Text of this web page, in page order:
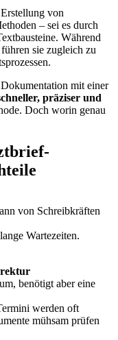
von
– sei es durch
Während
sie zugleich zu
mit einer
präziser und
Doch worin genau
von Schreibkräften
Wartezeiten.
benötigt aber eine
werden oft
mühsam prüfen